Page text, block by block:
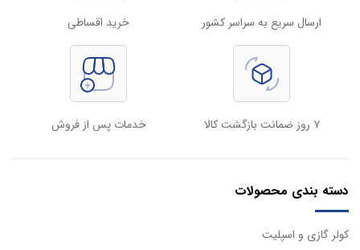
ارسال سریع به سراسر کشور خرید اقساطی
۷ روز ضمانت بازگشت کالا خدمات پس از فروش
دسته بندی محصولات
كولر گازی و اسپليت